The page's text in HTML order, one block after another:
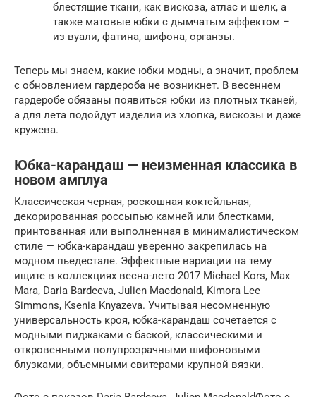
блестящие ткани, как вискоза, атлас и шелк, а
также матовые юбки с дымчатым эффектом –
из вуали, фатина, шифона, органзы.
Теперь мы знаем, какие юбки модны, а значит, проблем
с обновлением гардероба не возникнет. В весеннем
гардеробе обязаны появиться юбки из плотных тканей,
а для лета подойдут изделия из хлопка, вискозы и даже
кружева.
Юбка-карандаш — неизменная классика в
новом амплуа
Классическая черная, роскошная коктейльная,
декорированная россыпью камней или блестками,
принтованная или выполненная в минималистическом
стиле — юбка-карандаш уверенно закрепилась на
модном пьедестале. Эффектные вариации на тему
ищите в коллекциях весна-лето 2017 Michael Kors, Max
Mara, Daria Bardeeva, Julien Macdonald, Kimora Lee
Simmons, Ksenia Knyazeva. Учитывая несомненную
универсальность кроя, юбка-карандаш сочетается с
модными пиджаками с баской, классическими и
откровенными полупрозрачными шифоновыми
блузками, объемными свитерами крупной вязки.